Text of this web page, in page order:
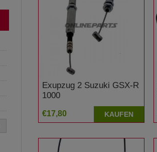
Exupzug 2 Suzuki GSX-R
1000
€17,80 KAUFEN